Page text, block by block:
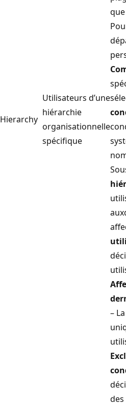
Hierarchy
Utilisateurs d’une
hiérarchie
organisationnelle
spécifique
–